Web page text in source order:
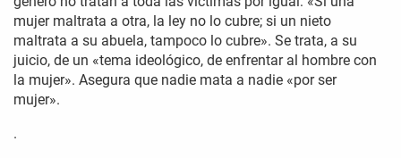
mujer maltrata a otra, la ley no lo cubre; si un nieto
maltrata a su abuela, tampoco lo cubre». Se trata, a su
juicio, de un «tema ideológico, de enfrentar al hombre con
la mujer». Asegura que nadie mata a nadie «por ser
mujer».
.